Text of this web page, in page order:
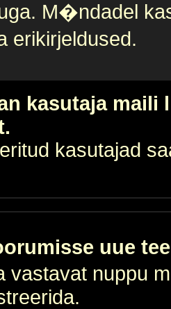
M�ndadel
erikirjeldused.
kasutaja
kasutajad
uue
vastavat nuppu